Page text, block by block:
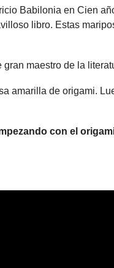
Babilonia en Cien
libro. Estas
maestro de la
amarilla de origami.
con el